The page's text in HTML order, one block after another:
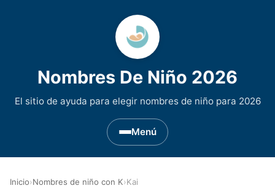
Nombres De Niño 2026
El sitio de ayuda para elegir nombres de niño para 2026
Menú
Inicio›Nombres de niño con K›Kai